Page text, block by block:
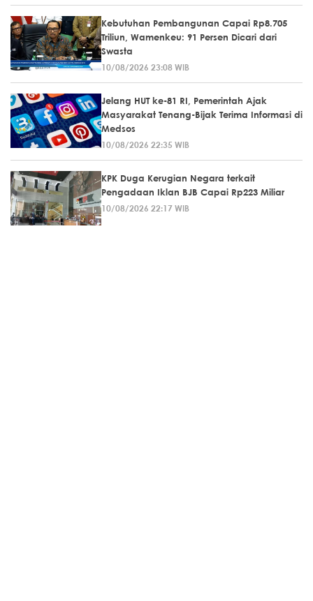
Kebutuhan Pembangunan Capai Rp8.705
Triliun, Wamenkeu: 91 Persen Dicari dari
Swasta
10/08/2026 23:08 WIB
Jelang HUT ke-81 RI, Pemerintah Ajak
Masyarakat Tenang-Bijak Terima Informasi di
Medsos
10/08/2026 22:35 WIB
KPK Duga Kerugian Negara terkait
Pengadaan Iklan BJB Capai Rp223 Miliar
10/08/2026 22:17 WIB